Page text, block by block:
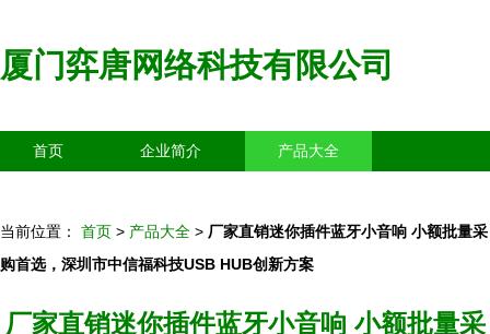
厦门弈唐网络科技有限公司
首页 企业简介 产品大全
当前位置： 首页 > 产品大全 > 厂家直销迷你插件蓝牙小音响 小额批量采
购首选，深圳市中信福科技USB HUB创新方案
厂家直销迷你插件蓝牙小音响 小额批量采